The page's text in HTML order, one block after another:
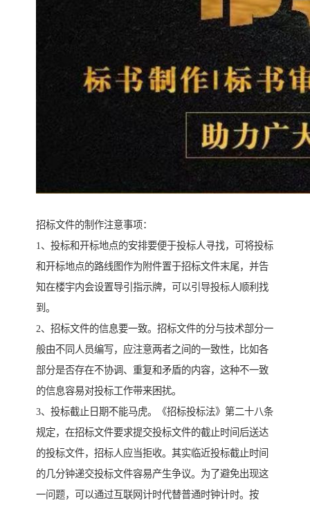
招标文件的制作注意事项：
1、投标和开标地点的安排要便于投标人寻找，可将投标
和开标地点的路线图作为附件置于招标文件末尾，并告
知在楼宇内会设置导引指示牌，可以引导投标人顺利找
到。
2、招标文件的信息要一致。招标文件的分与技术部分一
般由不同人员编写，应注意两者之间的一致性，比如各
部分是否存在不协调、重复和矛盾的内容，这种不一致
的信息容易对投标工作带来困扰。
3、投标截止日期不能马虎。《招标投标法》第二十八条
规定，在招标文件要求提交投标文件的截止时间后送达
的投标文件，招标人应当拒收。其实临近投标截止时间
的几分钟递交投标文件容易产生争议。为了避免出现这
一问题，可以通过互联网计时代替普通时钟计时。按